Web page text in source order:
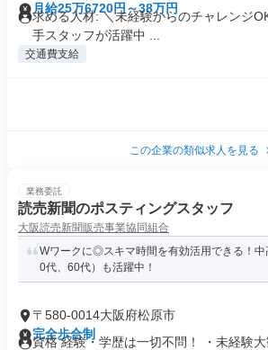
月給25万6720円～38万円
求める人材: ＼未経験からのチャレンジ
手スタッフが活躍中 ...
交通費支給
この企業の類似求人を見る
業務委託
読売新聞のポスティングスタッフ
大阪読売新聞販売事業協同組合
Wワークに◎スキマ時間を有効活用できる！中
0代、60代）も活躍中！
〒580-0014大阪府松原市
完全歩合制
資格 経験・学歴は一切不問！ ・未経験